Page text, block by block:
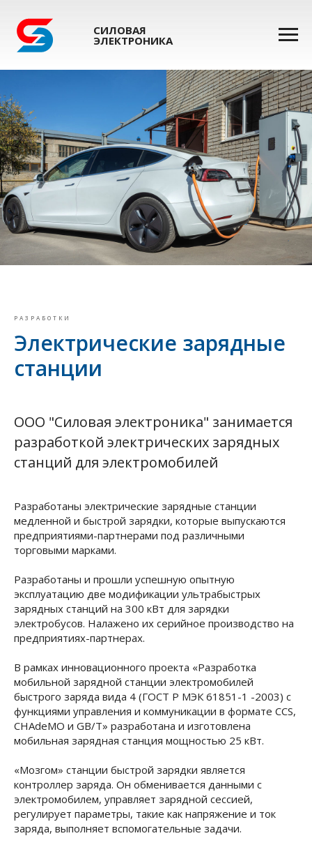
СИЛОВАЯ
ЭЛЕКТРОНИКА
РАЗРАБОТКИ
Электрические зарядные
станции
ООО "Силовая электроника" занимается
разработкой электрических зарядных
станций для электромобилей
Разработаны электрические зарядные станции
медленной и быстрой зарядки, которые выпускаются
предприятиями-партнерами под различными
торговыми марками.
Разработаны и прошли успешную опытную
эксплуатацию две модификации ультрабыстрых
зарядных станций на 300 кВт для зарядки
электробусов. Налажено их серийное производство на
предприятиях-партнерах.
В рамках инновационного проекта «Разработка
мобильной зарядной станции электромобилей
быстрого заряда вида 4 (ГОСТ Р МЭК 61851-1 -2003) с
функциями управления и коммуникации в формате CCS,
CHAdeMO и GB/T» разработана и изготовлена
мобильная зарядная станция мощностью 25 кВт.
«Мозгом» станции быстрой зарядки является
контроллер заряда. Он обменивается данными с
электромобилем, управляет зарядной сессией,
регулирует параметры, такие как напряжение и ток
заряда, выполняет вспомогательные задачи.